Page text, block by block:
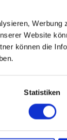
Werbung
Website
können die
Statistiken